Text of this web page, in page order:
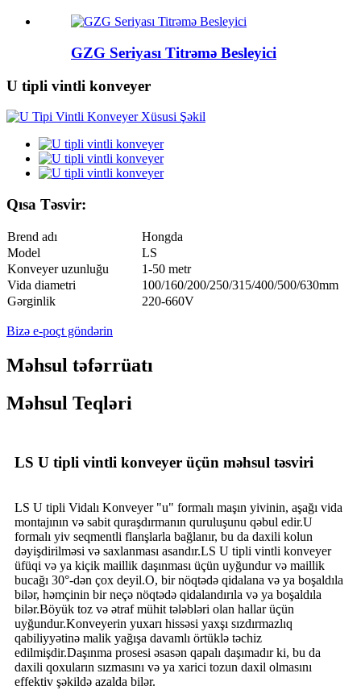
GZG Seriyası Titrəmə Besleyici
U tipli vintli konveyer
Qısa Təsvir:
Brend adı
Hongda
Model
LS
Konveyer uzunluğu
1-50 metr
Vida diametri
100/160/200/250/315/400/500/630mm
Gərginlik
220-660V
Bizə e-poçt göndərin
Məhsul təfərrüatı
Məhsul Teqləri
LS U tipli vintli konveyer üçün məhsul təsviri
LS U tipli Vidalı Konveyer "u" formalı maşın yivinin, aşağı vida
montajının və sabit quraşdırmanın quruluşunu qəbul edir.U
formalı yiv seqmentli flanşlarla bağlanır, bu da daxili kolun
dəyişdirilməsi və saxlanması asandır.LS U tipli vintli konveyer
üfüqi və ya kiçik maillik daşınması üçün uyğundur və maillik
bucağı 30°-dən çox deyil.O, bir nöqtədə qidalana və ya boşaldıla
bilər, həmçinin bir neçə nöqtədə qidalandırıla və ya boşaldıla
bilər.Böyük toz və ətraf mühit tələbləri olan hallar üçün
uyğundur.Konveyerin yuxarı hissəsi yaxşı sızdırmazlıq
qabiliyyətinə malik yağışa davamlı örtüklə təchiz
edilmişdir.Daşınma prosesi əsasən qapalı daşımadır ki, bu da
daxili qoxuların sızmasını və ya xarici tozun daxil olmasını
effektiv şəkildə azalda bilər.